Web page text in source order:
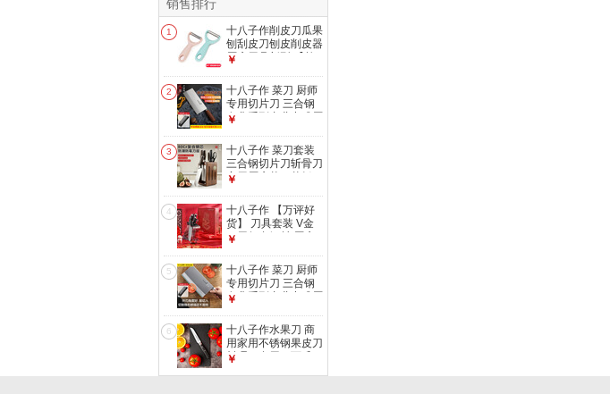
销售排行
1
十八子作削皮刀瓜果
刨刮皮刀刨皮削皮器
厨房用具新型 【单
111
￥
2
十八子作 菜刀 厨师
专用切片刀 三合钢
名典系列专业中式厨
￥
3
十八子作 菜刀套装
三合钢切片刀斩骨刀
家用厨房菜刀菜板二
刀具+墨梅刀座组合
7件套
￥
4
十八子作 【万评好
货】 刀具套装 V金
三层复合钢材 厨房
￥
5
十八子作 菜刀 厨师
专用切片刀 三合钢
名典系列专业中式厨
刀
￥
6
十八子作水果刀 商
用家用不锈钢果皮刀
料理刀多用刀西瓜刀
￥